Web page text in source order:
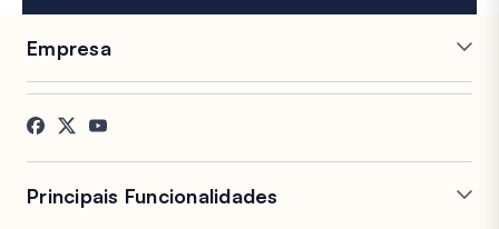
Empresa
Carreiras
Testemunhos
Afiliados
Principais Funcionalidades